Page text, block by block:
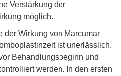
Verstärkung der
möglich.
der Wirkung von Marcumar
ist unerlässlich.
Behandlungsbeginn und
werden. In den ersten